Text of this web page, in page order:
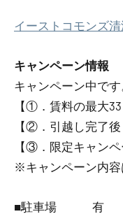
イーストコモンズ
キャンペーン情報
キャンペーン中です
【①．賃料の最大
【②．引越し完了
【③．限定キャンペ
※キャンペーン内容
■駐車場 有